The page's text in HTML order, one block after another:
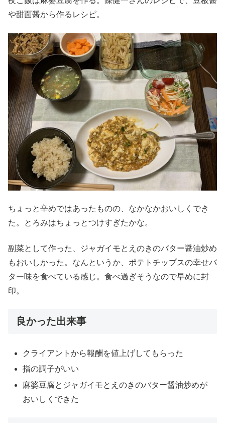
や甜面醤から作るレシピ。
ちょっと辛めではあったものの、なかなかおいしくでき
た。とろみはちょっとつけすぎたかな。
副菜として作った、ジャガイモとえのきのバター醤油炒め
もおいしかった。なんというか、ポテトチップスの幸せバ
ター味を食べている感じ。食べ過ぎそうなので早めに封
印。
良かった出来事
クライアントから報酬を値上げしてもらった
指の調子がいい
麻婆豆腐とジャガイモとえのきのバター醤油炒めが
おいしくできた